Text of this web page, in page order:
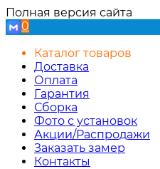
Полная версия сайта
0
Каталог товаров
Доставка
Оплата
Гарантия
Сборка
Фото с установок
Акции/Распродажи
Заказать замер
Контакты